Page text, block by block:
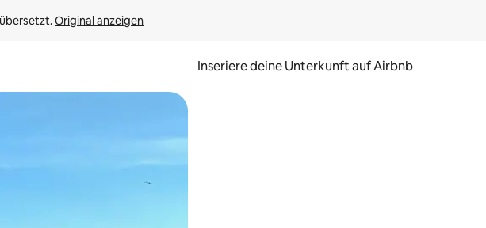
Original anzeigen
Inseriere deine Unterkunft auf Airbnb